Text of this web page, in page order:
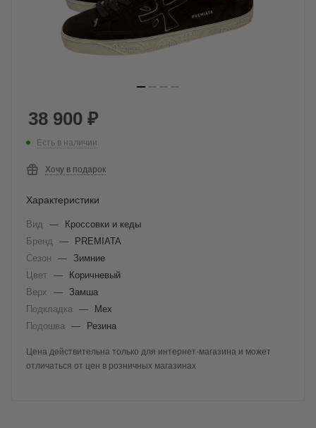
38 900 ₽
Есть в наличии
Хочу в подарок
Характеристики
Вид —
Кроссовки и кеды
Бренд
—
PREMIATA
Сезон
— Зимние
Цвет —
Коричневый
Верх
— Замша
Подкладка
—
Мех
Подошва
— Резина
Цена действительна только для интернет-магазина и может
отличаться от цен в розничных магазинах